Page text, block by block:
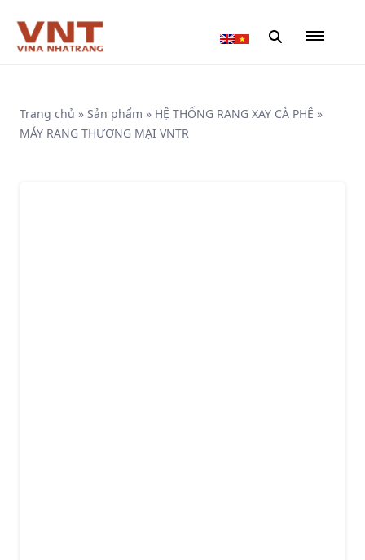
Trang chủ » Sản phẩm » HỆ THỐNG RANG XAY CÀ PHÊ »
MÁY RANG THƯƠNG MẠI VNTR